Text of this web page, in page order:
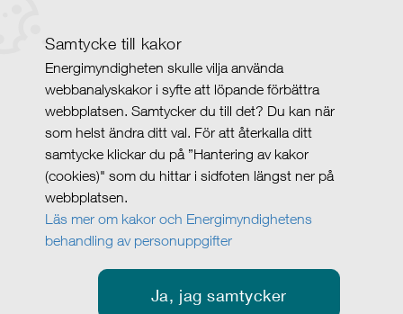
Samtycke till kakor
Energimyndigheten skulle vilja använda
webbanalyskakor i syfte att löpande förbättra
webbplatsen. Samtycker du till det? Du kan när
som helst ändra ditt val. För att återkalla ditt
samtycke klickar du på ”Hantering av kakor
(cookies)" som du hittar i sidfoten längst ner på
webbplatsen.
Läs mer om kakor och Energimyndighetens
behandling av personuppgifter
Ja, jag samtycker